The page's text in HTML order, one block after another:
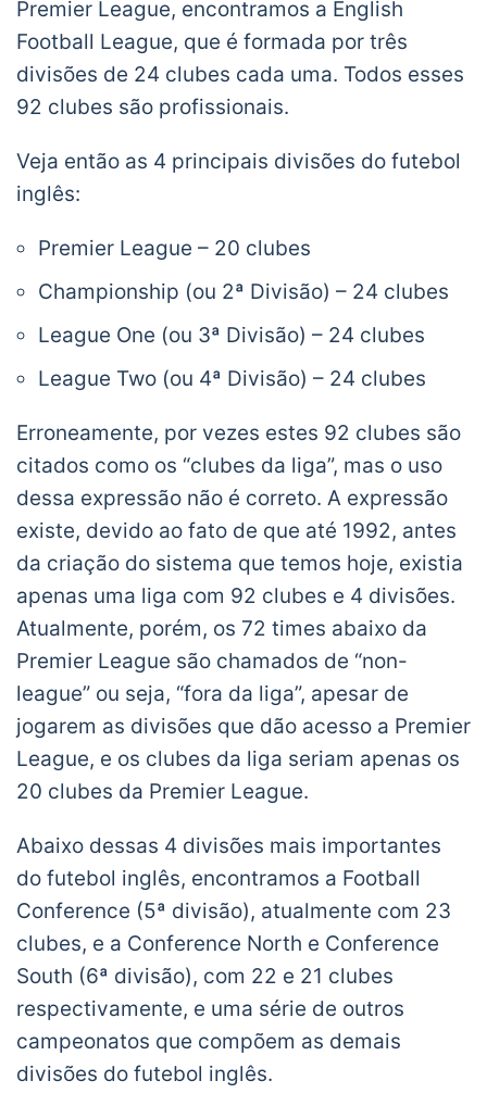
Premier League, encontramos a English
Football League, que é formada por três
divisões de 24 clubes cada uma. Todos esses
92 clubes são profissionais.
Veja então as 4 principais divisões do futebol
inglês:
Premier League – 20 clubes
Championship (ou 2ª Divisão) – 24 clubes
League One (ou 3ª Divisão) – 24 clubes
League Two (ou 4ª Divisão) – 24 clubes
Erroneamente, por vezes estes 92 clubes são
citados como os “clubes da liga”, mas o uso
dessa expressão não é correto. A expressão
existe, devido ao fato de que até 1992, antes
da criação do sistema que temos hoje, existia
apenas uma liga com 92 clubes e 4 divisões.
Atualmente, porém, os 72 times abaixo da
Premier League são chamados de “non-
league” ou seja, “fora da liga”, apesar de
jogarem as divisões que dão acesso a Premier
League, e os clubes da liga seriam apenas os
20 clubes da Premier League.
Abaixo dessas 4 divisões mais importantes
do futebol inglês, encontramos a Football
Conference (5ª divisão), atualmente com 23
clubes, e a Conference North e Conference
South (6ª divisão), com 22 e 21 clubes
respectivamente, e uma série de outros
campeonatos que compõem as demais
divisões do futebol inglês.